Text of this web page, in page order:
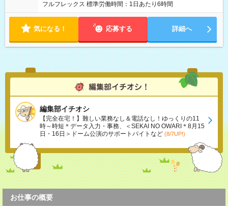
フルフレックス 標準労働時間：1日あたり6時間
気になる！ 応募する 詳細へ
編集部イチオシ
【完全在宅！】難しい業務なし＆電話なし！ゆっくりの11
時～時短＊データ入力・事務、＜SEKAI NO OWARI＊8月15
日・16日＞ドーム公演のサポートバイトなど (8/7UP!)
お仕事の概要